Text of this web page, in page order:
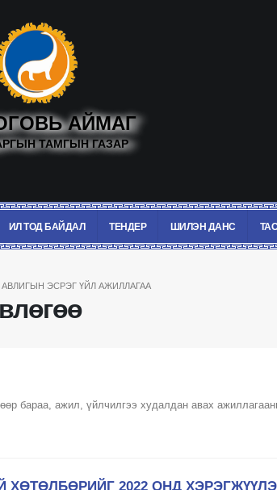
АЙМАГ
ТАМГЫН ГАЗАР
ИЛ ТОД БАЙДАЛ ТЕНДЕР ШИЛЭН ДАНС
АВЛИГЫН ЭСРЭГ ҮЙЛ АЖИЛЛАГАА
бараа, ажил, үйлчилгээ худалдан авах
ХӨТӨЛБӨРИЙГ 2022 ОНД